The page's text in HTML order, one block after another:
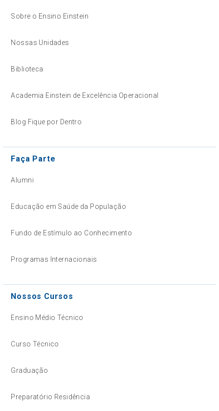
Sobre o Ensino Einstein
Nossas Unidades
Biblioteca
Academia Einstein de Excelência Operacional
Blog Fique por Dentro
Faça Parte
Alumni
Educação em Saúde da População
Fundo de Estímulo ao Conhecimento
Programas Internacionais
Nossos Cursos
Ensino Médio Técnico
Curso Técnico
Graduação
Preparatório Residência